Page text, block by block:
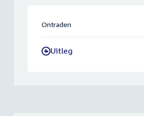
Ontraden
-Uitleg